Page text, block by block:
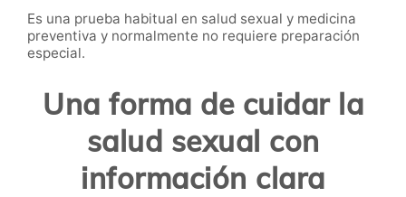
Es una prueba habitual en salud sexual y medicina
preventiva y normalmente no requiere preparación
especial.
Una forma de cuidar la
salud sexual con
información clara